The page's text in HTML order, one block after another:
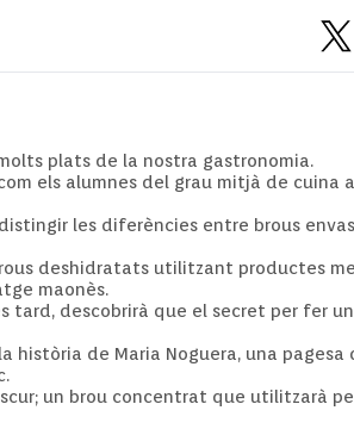
plats de la nostra gastronomia.
els alumnes del grau mitjà de cuina
les diferències entre brous
deshidratats utilitzant productes
maonès.
tard, descobrirà que el secret per fer
història de Maria Noguera, una pagesa
un brou concentrat que utilitzarà